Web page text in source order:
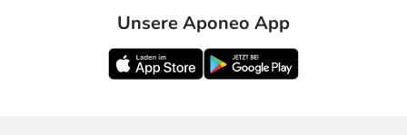
Unsere Aponeo App